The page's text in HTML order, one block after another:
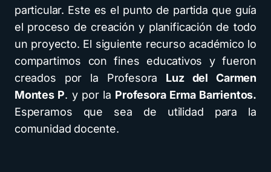
particular. Este es el punto de partida que guía
el proceso de creación y planificación de todo
un proyecto. El siguiente recurso académico lo
compartimos con fines educativos y fueron
creados por la Profesora Luz del Carmen
Montes P. y por la Profesora Erma Barrientos.
Esperamos que sea de utilidad para la
comunidad docente.